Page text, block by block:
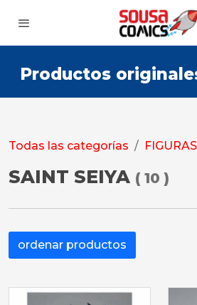
Productos
Todas las categorías FIGURAS
SAINT SEIYA ( 10)
ordenar productos